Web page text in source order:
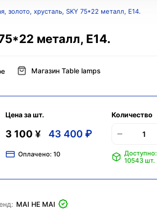
золото, хрусталь, SKY 75*22 металл, E14.
металл, E14.
Магазин Table lamps
Цена за шт.
3 100 ¥ 43 400 ₽
Оплачено: 10
Количество
Доступно:
10543 шт.
MAI HE MAI